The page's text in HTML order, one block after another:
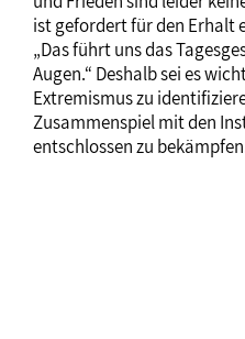
ist gefordert für den Erhalt
„Das führt uns das
Augen.“ Deshalb sei es
Extremismus zu
Zusammenspiel mit den
entschlossen zu